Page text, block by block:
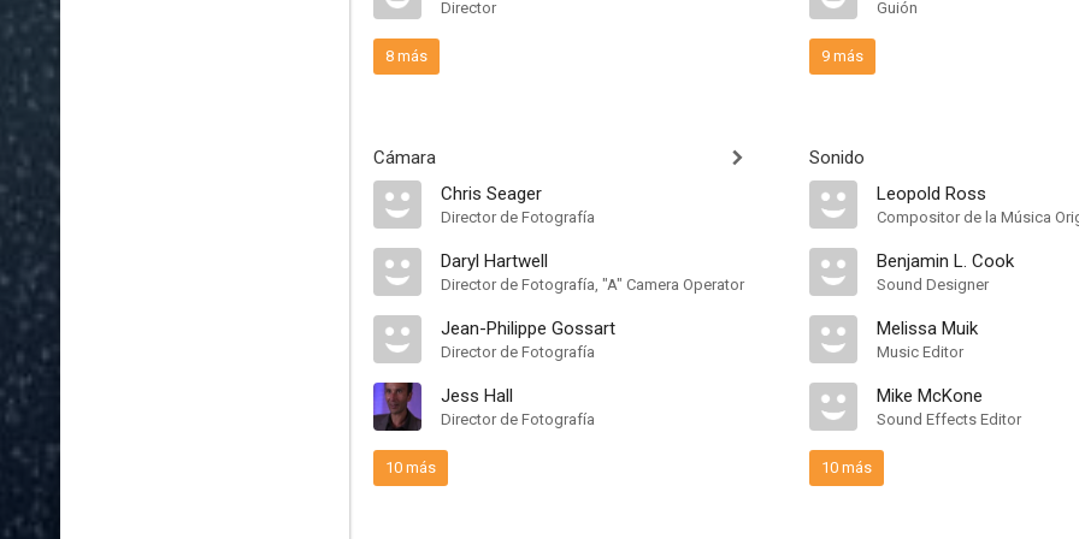
Director
8 más
Cámara
Chris Seager
Director de Fotografía
Daryl Hartwell
Director de Fotografía, "A" Camera Operator
Jean-Philippe Gossart
Director de Fotografía
Jess Hall
Director de Fotografía
10 más
Guión
9 más
Sonido
Leopold Ross
Compositor de la Música
Benjamin L. Cook
Sound Designer
Melissa Muik
Music Editor
Mike McKone
Sound Effects Editor
10 más